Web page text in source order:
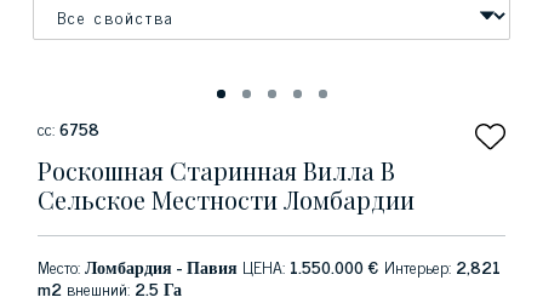
сс:6758
Роскошная Старинная Вилла В
Сельское Местности Ломбардии
Место:Ломбардия - Павия ЦЕНА: 1.550.000 € Интерьер: 2,821
m2 внешний: 2.5 Га